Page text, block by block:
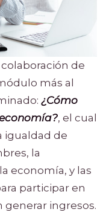
de
más al
¿Cómo
, el cual
igualdad de
la
economía, y las
participar en
ingresos.